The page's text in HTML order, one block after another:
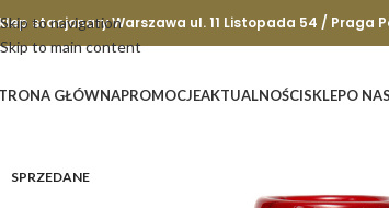
Skip to navigation
Skip to main content
stacjonary Warszawa ul. 11 Listopada 54 / Praga
GŁÓWNAPROMOCJEAKTUALNOŚCISKLEPO NAS
SPRZEDANE